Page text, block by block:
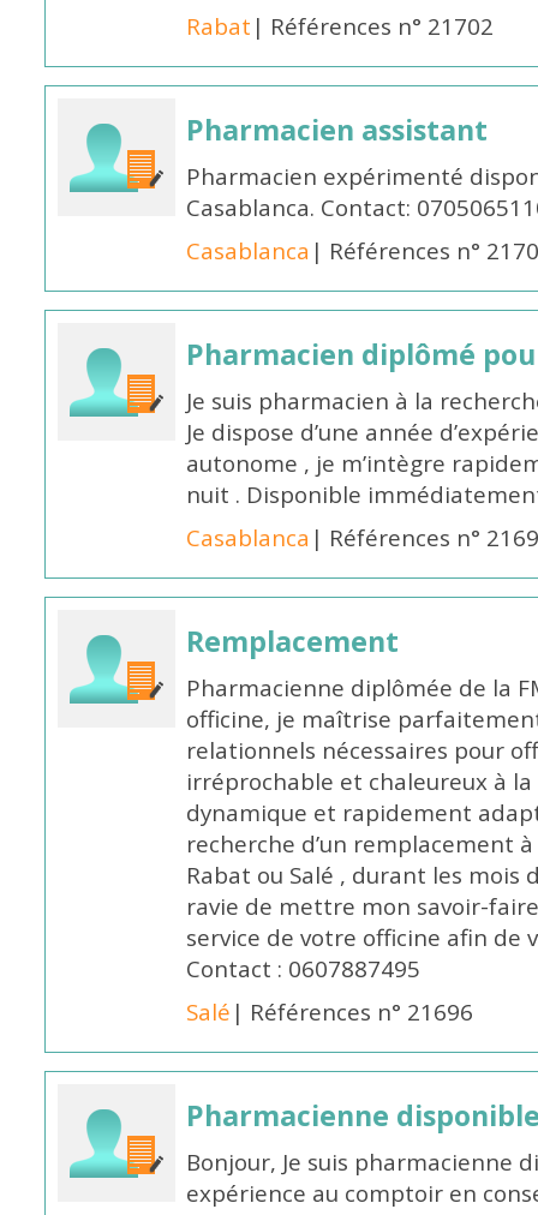
Rabat | Références n° 21702
Pharmacien assistant
Pharmacien expérimenté
Casablanca. Contact:
Casablanca | Références n°
Pharmacien diplômé
Je suis pharmacien à la
Je dispose d’une année
autonome , je m’intègre
nuit . Disponible
Casablanca | Références n°
Remplacement
Pharmacienne diplômée de la
officine, je maîtrise
relationnels nécessaires pour
irréprochable et chaleureux à
dynamique et rapidement
recherche d’un remplacement
Rabat ou Salé , durant les mois
ravie de mettre mon savoir-
service de votre officine afin de
Contact : 0607887495
Salé | Références n° 21696
Pharmacienne
Bonjour, Je suis pharmacienne
expérience au comptoir en